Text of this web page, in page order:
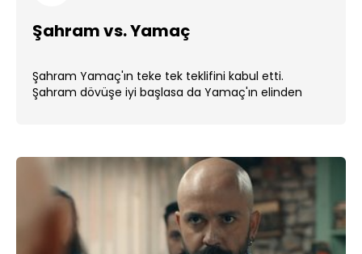
Şahram vs. Yamaç
Şahram Yamaç'ın teke tek teklifini kabul etti.
Şahram dövüşe iyi başlasa da Yamaç'ın elinden